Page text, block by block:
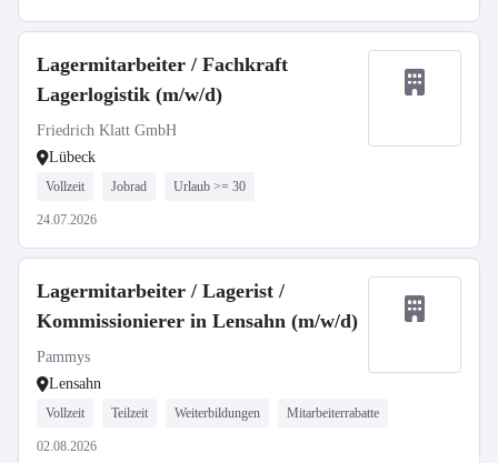
Lagermitarbeiter / Fachkraft
Lagerlogistik (m/w/d)
Friedrich Klatt GmbH
Lübeck
Vollzeit Jobrad Urlaub >= 30
24.07.2026
Lagermitarbeiter / Lagerist /
Kommissionierer in Lensahn (m/w/d)
Pammys
Lensahn
Vollzeit Teilzeit Weiterbildungen Mitarbeiterrabatte
02.08.2026